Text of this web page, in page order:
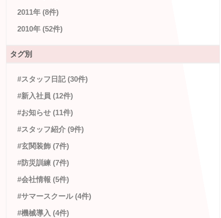
2011年 (8件)
2010年 (52件)
タグ別
#スタッフ日記 (30件)
#新入社員 (12件)
#お知らせ (11件)
#スタッフ紹介 (9件)
#玄関装飾 (7件)
#防災訓練 (7件)
#会社情報 (5件)
#サマースクール (4件)
#機械導入 (4件)